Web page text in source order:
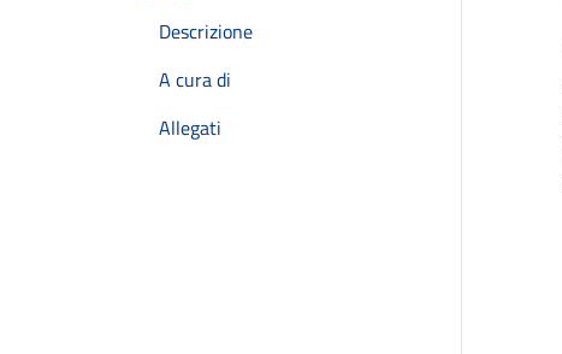
Descrizione
A cura di
Allegati